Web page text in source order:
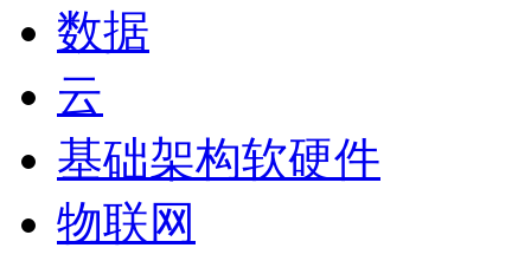
数据
云
基础架构软硬件
物联网